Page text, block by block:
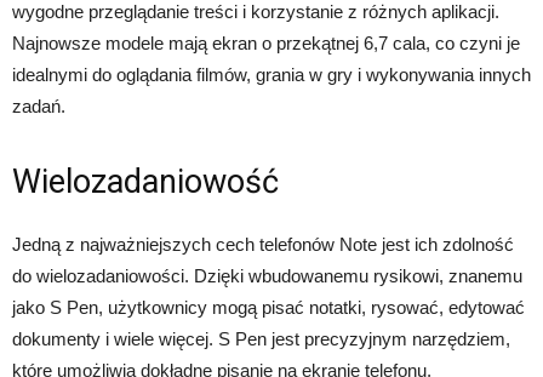
wygodne przeglądanie treści i korzystanie z różnych aplikacji.
Najnowsze modele mają ekran o przekątnej 6,7 cala, co czyni je
idealnymi do oglądania filmów, grania w gry i wykonywania innych
zadań.
Wielozadaniowość
Jedną z najważniejszych cech telefonów Note jest ich zdolność
do wielozadaniowości. Dzięki wbudowanemu rysikowi, znanemu
jako S Pen, użytkownicy mogą pisać notatki, rysować, edytować
dokumenty i wiele więcej. S Pen jest precyzyjnym narzędziem,
które umożliwia dokładne pisanie na ekranie telefonu.